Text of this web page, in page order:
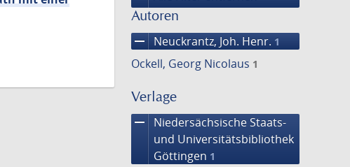
Autoren
remove Neuckrantz, Joh. Henr. 1
Ockell, Georg Nicolaus 1
Verlage
remove
Niedersächsische Staats-
und Universitätsbibliothek
Göttingen 1